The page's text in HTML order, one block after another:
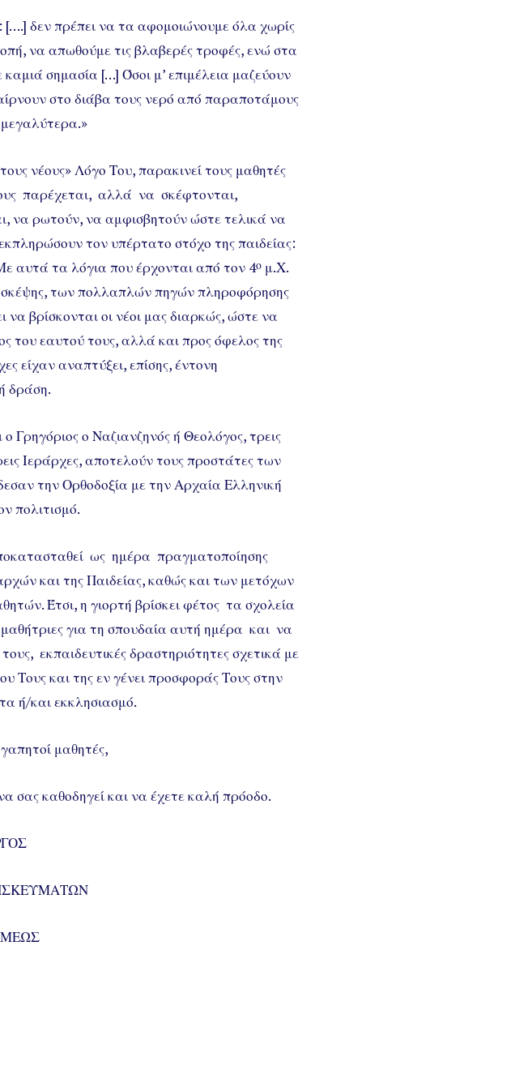
δεν πρέπει να τα αφομοιώνουμε όλα χωρίς
να απωθούμε τις βλαβερές τροφές, ενώ στα
σημασία […] Όσοι μ’ επιμέλεια μαζεύουν
στο διάβα τους νερό από παραποτάμους
μεγαλύτερα.»
νέους» Λόγο Του, παρακινεί τους μαθητές
παρέχεται, αλλά να σκέφτονται,
να ρωτούν, να αμφισβητούν ώστε τελικά να
τον υπέρτατο στόχο της παιδείας:
αυτά τα λόγια που έρχονται από τον 4ο μ.Χ.
σκέψης, των πολλαπλών πηγών πληροφόρησης
να βρίσκονται οι νέοι μας διαρκώς, ώστε να
του εαυτού τους, αλλά και προς όφελος της
είχαν αναπτύξει, επίσης, έντονη
δράση.
ο Γρηγόριος ο Ναζιανζηνός ή Θεολόγος, τρεις
Ιεράρχες, αποτελούν τους προστάτες των
την Ορθοδοξία με την Αρχαία Ελληνική
πολιτισμό.
ως ημέρα πραγματοποίησης
και της Παιδείας, καθώς και των μετόχων
Έτσι, η γιορτή βρίσκει φέτος τα σχολεία
για τη σπουδαία αυτή ημέρα και να
εκπαιδευτικές δραστηριότητες σχετικά με
Τους και της εν γένει προσφοράς Τους στην
ή/και εκκλησιασμό.
μαθητές,
σας καθοδηγεί και να έχετε καλή πρόοδο.